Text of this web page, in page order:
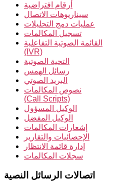
أرقام افتراضية
سيناريوهات الاتصال
عمليات دمج التحليلات
تسجيل المكالمات
القائمة الصوتية التفاعلية
(IVR)
التحية الصوتية
رسائل الهمس
البريد الصوتي
نصوص المكالمات
(Call Scripts)
الوكيل المسؤول
الوكيل المفضل
إشعارات المكالمات
الإحصائيات والتقارير
إدارة قائمة الانتظار
سجلات المكالمات
اتصالات الرسائل النصية